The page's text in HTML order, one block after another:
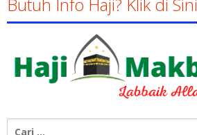
Butuh Info Haji? Klik di Sini